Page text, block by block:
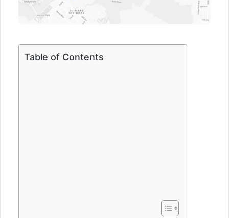
Table of Contents